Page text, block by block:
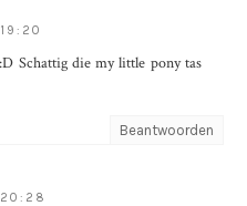
Schattig die my little pony tas
Beantwoorden
20:28